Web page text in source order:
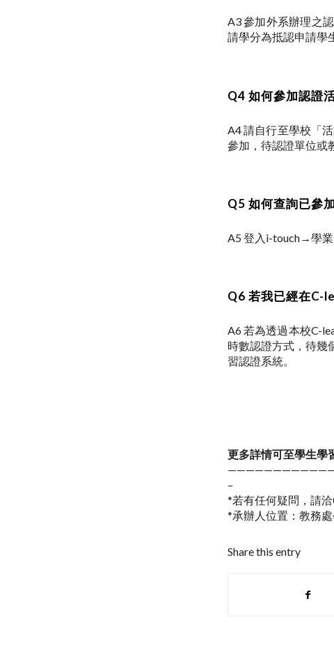
A3 參加外系辦理之
請學分為抵認申請學
Q4 如何參加認證
A4 請自行至學校「
參加，待認證單位或
Q5 如何查詢已參
A5 登入i-touch→學
Q6 若我已經在C-
A6 若為透過本校C-
時數認證方式，待幾
習認證系統。
更多詳情可至學生學
–
*若有任何疑問，請
*承辦人位置：教務
Share this entry